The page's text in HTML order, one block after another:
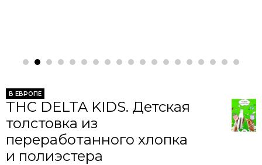
В ЕВРОПЕ
THC DELTA KIDS. Детская
толстовка из
переработанного хлопка
и полиэстера